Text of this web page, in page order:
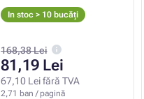
In stoc > 10 bucăți
168,38 Lei
81,19 Lei
67,10 Lei fără TVA
2,71 ban / pagină